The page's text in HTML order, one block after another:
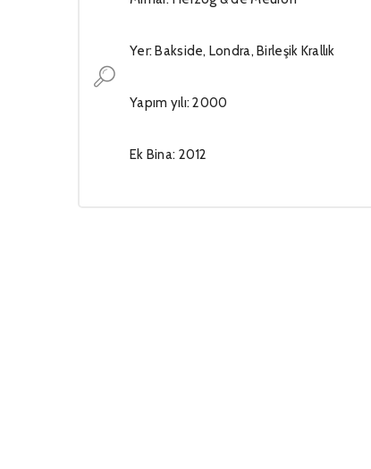
Yer: Bakside, Londra, Birleşik Krallık
Yapım yılı: 2000
Ek Bina: 2012